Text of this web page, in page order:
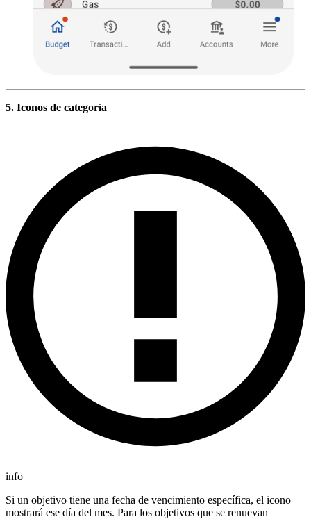
5. Iconos de categoría
info
Si un objetivo tiene una fecha de vencimiento específica, el icono
mostrará ese día del mes. Para los objetivos que se renuevan